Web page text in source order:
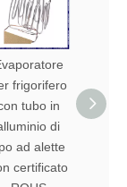
frigorifero
tubo in
di
ad alette
certificato
con